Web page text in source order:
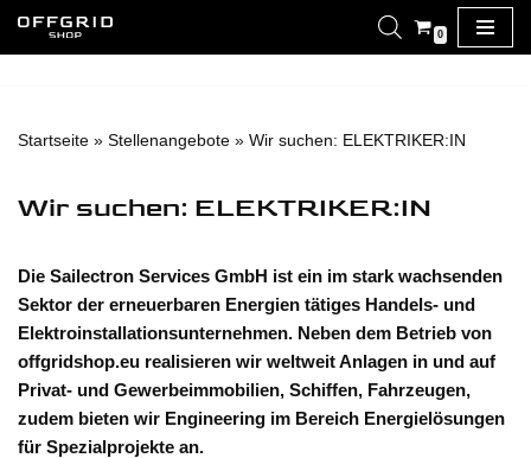
0
Startseite » Stellenangebote » Wir suchen: ELEKTRIKER:IN
Wir suchen: ELEKTRIKER:IN
Die Sailectron Services GmbH ist ein im stark wachsenden
Sektor der erneuerbaren Energien tätiges Handels- und
Elektroinstallationsunternehmen. Neben dem Betrieb von
offgridshop.eu realisieren wir weltweit Anlagen in und auf
Privat- und Gewerbeimmobilien, Schiffen, Fahrzeugen,
zudem bieten wir Engineering im Bereich Energielösungen
für Spezialprojekte an.